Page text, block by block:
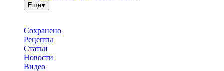
Еще
Сохранено
Рецепты
Статьи
Новости
Видео